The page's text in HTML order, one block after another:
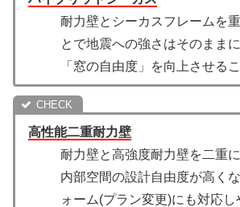
耐力壁とシーカスフレームを
とで地震への強さはそのまま
「窓の自由度」を向上させる
高性能二重耐力壁
耐力壁と高強度耐力壁を二重
内部空間の設計自由度が高く
ォーム(プラン変更)にも対応し